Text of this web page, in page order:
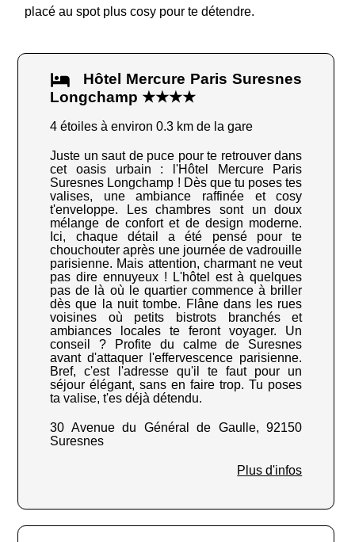
placé au spot plus cosy pour te détendre.
Hôtel Mercure Paris Suresnes
Longchamp ★★★★
4 étoiles à environ 0.3 km de la gare
Juste un saut de puce pour te retrouver dans
cet oasis urbain : l'Hôtel Mercure Paris
Suresnes Longchamp ! Dès que tu poses tes
valises, une ambiance raffinée et cosy
t'enveloppe. Les chambres sont un doux
mélange de confort et de design moderne.
Ici, chaque détail a été pensé pour te
chouchouter après une journée de vadrouille
parisienne. Mais attention, charmant ne veut
pas dire ennuyeux ! L'hôtel est à quelques
pas de là où le quartier commence à briller
dès que la nuit tombe. Flâne dans les rues
voisines où petits bistrots branchés et
ambiances locales te feront voyager. Un
conseil ? Profite du calme de Suresnes
avant d'attaquer l'effervescence parisienne.
Bref, c'est l'adresse qu'il te faut pour un
séjour élégant, sans en faire trop. Tu poses
ta valise, t'es déjà détendu.
30 Avenue du Général de Gaulle, 92150
Suresnes
Plus d'infos